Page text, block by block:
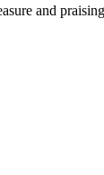
and